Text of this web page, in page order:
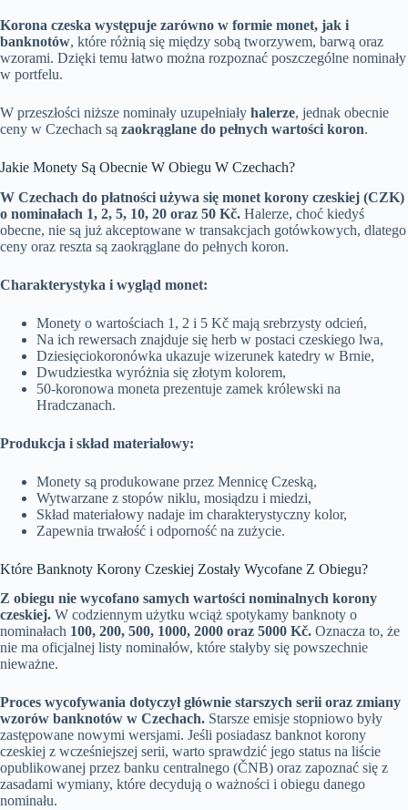
Korona czeska występuje zarówno w formie monet, jak i
banknotów, które różnią się między sobą tworzywem, barwą oraz
wzorami. Dzięki temu łatwo można rozpoznać poszczególne nominały
w portfelu.
W przeszłości niższe nominały uzupełniały halerze, jednak obecnie
ceny w Czechach są zaokrąglane do pełnych wartości koron.
Jakie Monety Są Obecnie W Obiegu W Czechach?
W Czechach do płatności używa się monet korony czeskiej (CZK)
o nominałach 1, 2, 5, 10, 20 oraz 50 Kč. Halerze, choć kiedyś
obecne, nie są już akceptowane w transakcjach gotówkowych, dlatego
ceny oraz reszta są zaokrąglane do pełnych koron.
Charakterystyka i wygląd monet:
Monety o wartościach 1, 2 i 5 Kč mają srebrzysty odcień,
Na ich rewersach znajduje się herb w postaci czeskiego lwa,
Dziesięciokoronówka ukazuje wizerunek katedry w Brnie,
Dwudziestka wyróżnia się złotym kolorem,
50-koronowa moneta prezentuje zamek królewski na
Hradczanach.
Produkcja i skład materiałowy:
Monety są produkowane przez Mennicę Czeską,
Wytwarzane z stopów niklu, mosiądzu i miedzi,
Skład materiałowy nadaje im charakterystyczny kolor,
Zapewnia trwałość i odporność na zużycie.
Które Banknoty Korony Czeskiej Zostały Wycofane Z Obiegu?
Z obiegu nie wycofano samych wartości nominalnych korony
czeskiej. W codziennym użytku wciąż spotykamy banknoty o
nominałach 100, 200, 500, 1000, 2000 oraz 5000 Kč. Oznacza to, że
nie ma oficjalnej listy nominałów, które stałyby się powszechnie
nieważne.
Proces wycofywania dotyczył głównie starszych serii oraz zmiany
wzorów banknotów w Czechach. Starsze emisje stopniowo były
zastępowane nowymi wersjami. Jeśli posiadasz banknot korony
czeskiej z wcześniejszej serii, warto sprawdzić jego status na liście
opublikowanej przez banku centralnego (ČNB) oraz zapoznać się z
zasadami wymiany, które decydują o ważności i obiegu danego
nominału.